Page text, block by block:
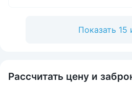
Показать 15
Рассчитать цену и